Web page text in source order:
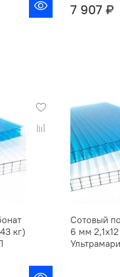
7 907 ₽
кг)
Сотовый
6 мм